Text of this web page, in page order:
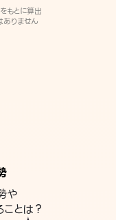
もとに算出
りません
や
とは？